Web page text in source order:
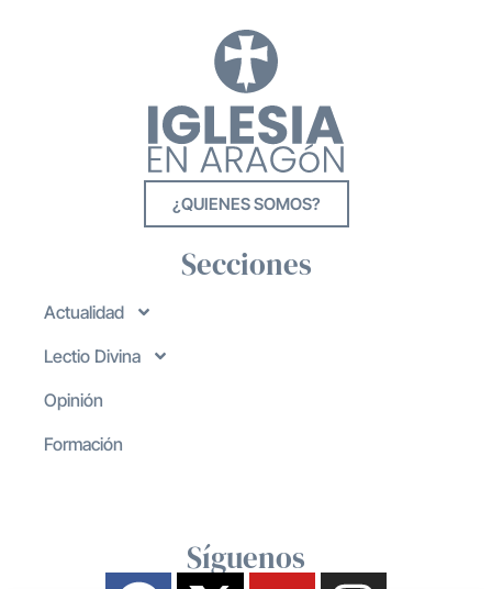
¿QUIENES SOMOS?
Secciones
Actualidad
Lectio Divina
Opinión
Formación
Síguenos